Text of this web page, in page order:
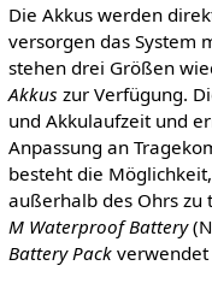
Die Akkus werden
versorgen das System
stehen drei Größen
Akkus zur Verfügung.
und Akkulaufzeit und
Anpassung an
besteht die
außerhalb des Ohrs
M Waterproof Battery
Battery Packverwendet